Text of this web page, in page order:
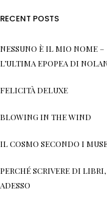
RECENT POSTS
NESSUNO È IL MIO NOME –
L’ULTIMA EPOPEA DI
FELICITÀ DELUXE
BLOWING IN THE WIND
IL COSMO SECONDO I
PERCHÉ SCRIVERE DI LIBRI,
ADESSO